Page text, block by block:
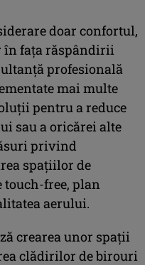
doar confortul,
în fața răspândirii
profesională
mai multe
pentru a reduce
sau a oricărei alte
privind
spațiilor de
free, plan
aerului.
crearea unor spații
clădirilor de birouri